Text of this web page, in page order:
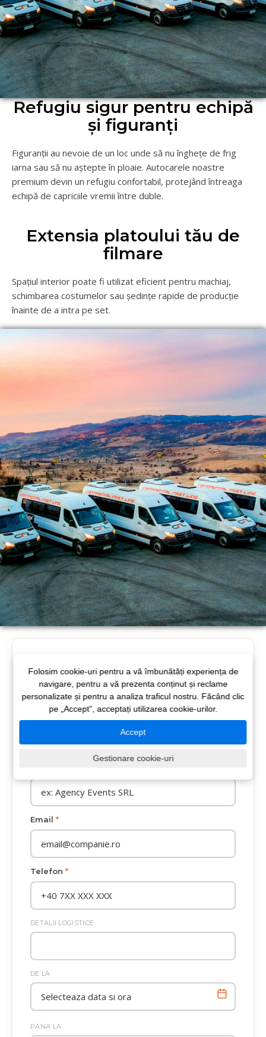
Refugiu sigur pentru echipă
și figuranți
Figuranții au nevoie de un loc unde să nu înghețe de frig
iarna sau să nu aștepte în ploaie. Autocarele noastre
premium devin un refugiu confortabil, protejând întreaga
echipă de capriciile vremii între duble.
Extensia platoului tău de
filmare
Spațiul interior poate fi utilizat eficient pentru machiaj,
schimbarea costumelor sau ședințe rapide de producție
înainte de a intra pe set.
următoarea filmare
Nume solicitant
Email *
Telefon *
DETALII LOGISTICE
DE LA
PANA LA
Folosim cookie-uri pentru a vă îmbunătăți experiența de
navigare, pentru a vă prezenta conținut și reclame
personalizate și pentru a analiza traficul nostru. Făcând clic
pe „Accept”, acceptați utilizarea cookie-urilor.
Accept
Gestionare cookie-uri